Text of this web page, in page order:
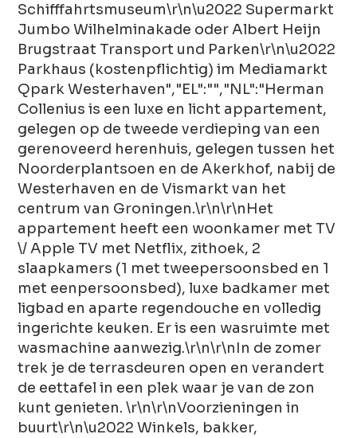
Schifffahrtsmuseum\r\n\u2022 Supermarkt
Jumbo Wilhelminakade oder Albert Heijn
Brugstraat Transport und Parken\r\n\u2022
Parkhaus (kostenpflichtig) im Mediamarkt
Qpark Westerhaven","EL":"","NL":"Herman
Collenius is een luxe en licht appartement,
gelegen op de tweede verdieping van een
gerenoveerd herenhuis, gelegen tussen het
Noorderplantsoen en de Akerkhof, nabij de
Westerhaven en de Vismarkt van het
centrum van Groningen.\r\n\r\nHet
appartement heeft een woonkamer met TV
\/ Apple TV met Netflix, zithoek, 2
slaapkamers (1 met tweepersoonsbed en 1
met eenpersoonsbed), luxe badkamer met
ligbad en aparte regendouche en volledig
ingerichte keuken. Er is een wasruimte met
wasmachine aanwezig.\r\n\r\nIn de zomer
trek je de terrasdeuren open en verandert
de eettafel in een plek waar je van de zon
kunt genieten. \r\n\r\nVoorzieningen in
buurt\r\n\u2022 Winkels, bakker,